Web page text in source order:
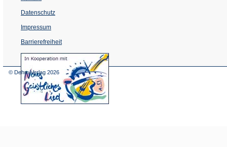
Datenschutz
Impressum
Barrierefreiheit
(Öffnet
in
© Dehm Verlag 2026